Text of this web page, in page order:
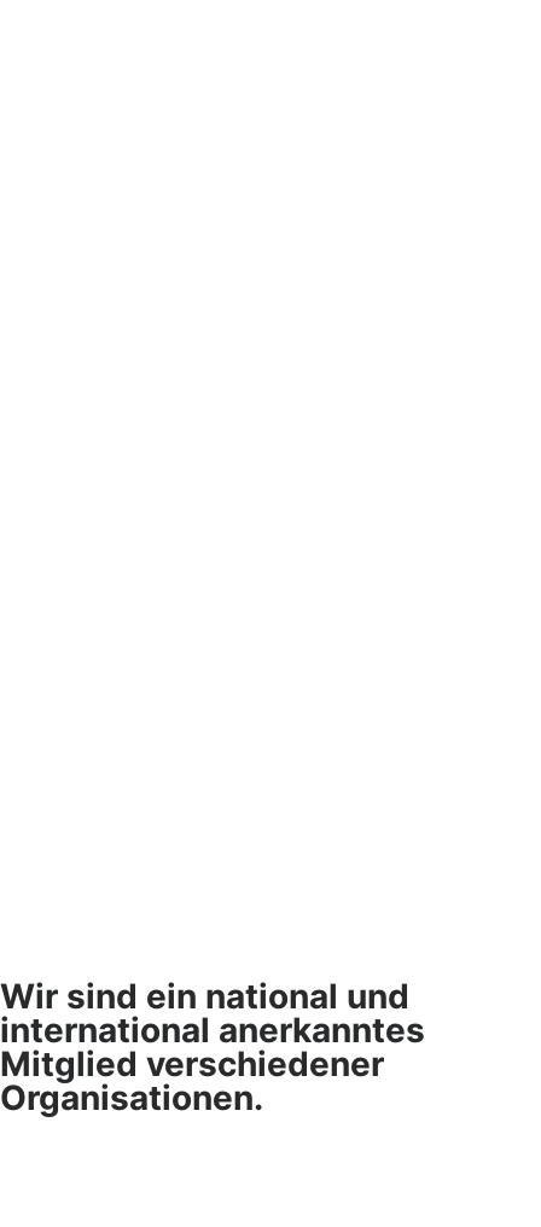
Wir sind ein national und
international anerkanntes
Mitglied verschiedener
Organisationen.